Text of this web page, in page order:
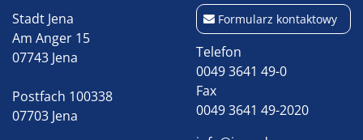
Stadt Jena
Am Anger 15
07743 Jena
Postfach 100338
07703 Jena
Formularz kontaktowy
Telefon
0049 3641 49-0
Fax
0049 3641 49-2020